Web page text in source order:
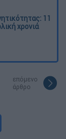
11
χρονιά
επόμενο
άρθρο